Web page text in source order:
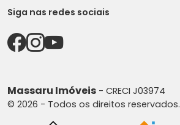
Siga nas redes sociais
Massaru Imóveis - CRECI J03974
© 2026 - Todos os direitos reservados.